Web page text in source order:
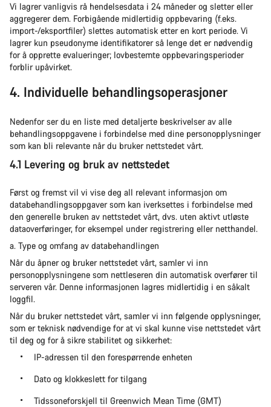
Vi lagrer vanligvis rå hendelsesdata i 24 måneder og sletter eller
aggregerer dem. Forbigående midlertidig oppbevaring (f.eks.
import-/eksportfiler) slettes automatisk etter en kort periode. Vi
lagrer kun pseudonyme identifikatorer så lenge det er nødvendig
for å opprette evalueringer; lovbestemte oppbevaringsperioder
forblir upåvirket.
4. Individuelle behandlingsoperasjoner
Nedenfor ser du en liste med detaljerte beskrivelser av alle
behandlingsoppgavene i forbindelse med dine personopplysninger
som kan bli relevante når du bruker nettstedet vårt.
4.1 Levering og bruk av nettstedet
Først og fremst vil vi vise deg all relevant informasjon om
databehandlingsoppgaver som kan iverksettes i forbindelse med
den generelle bruken av nettstedet vårt, dvs. uten aktivt utløste
dataoverføringer, for eksempel under registrering eller netthandel.
a. Type og omfang av databehandlingen
Når du åpner og bruker nettstedet vårt, samler vi inn
personopplysningene som nettleseren din automatisk overfører til
serveren vår. Denne informasjonen lagres midlertidig i en såkalt
loggfil.
Når du bruker nettstedet vårt, samler vi inn følgende opplysninger,
som er teknisk nødvendige for at vi skal kunne vise nettstedet vårt
til deg og for å sikre stabilitet og sikkerhet:
IP-adressen til den forespørrende enheten
Dato og klokkeslett for tilgang
Tidssoneforskjell til Greenwich Mean Time (GMT)